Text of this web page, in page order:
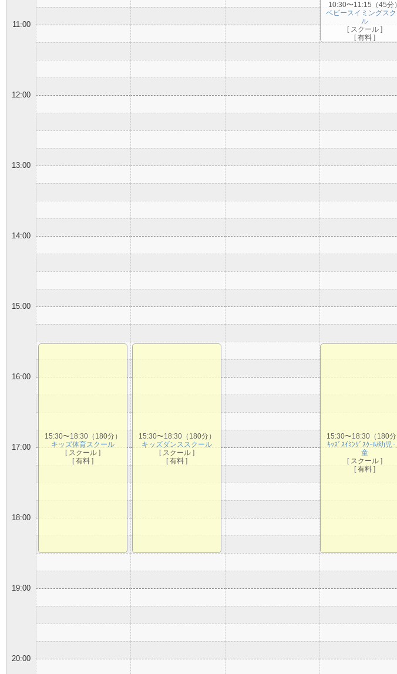
11:00
12:00
13:00
14:00
15:00
16:00
17:00
18:00
19:00
20:00
15:30〜18:30（180分）
キッズ体育スクール
[ スクール ]
[ 有料 ]
15:30〜18:30（180分）
キッズダンススクール
[ スクール ]
[ 有料 ]
10:30〜11:15（45分）
ベビースイミングス
ル
[ スクール ]
[ 有料 ]
15:30〜18:30（180分
ｷｯｽﾞｽｲﾐﾝｸﾞｽｸｰﾙ/幼児
童
[ スクール ]
[ 有料 ]